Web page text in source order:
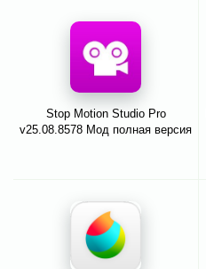
Stop Motion Studio Pro
v25.08.8578 Мод полная версия